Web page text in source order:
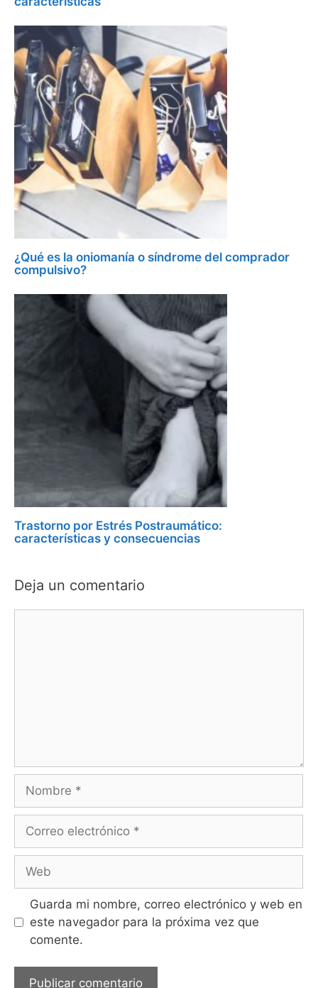
¿Qué es la oniomanía o síndrome del comprador
compulsivo?
Trastorno por Estrés Postraumático:
características y consecuencias
Deja un comentario
Guarda mi nombre, correo electrónico y web en
este navegador para la próxima vez que
comente.